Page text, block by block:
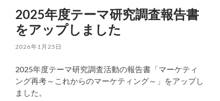
2025年度テーマ研究調査報告書
をアップしました
2026年1月25日
2025年度テーマ研究調査活動の報告書「マーケティ
ング再考～これからのマーケティング～」をアップし
ました。